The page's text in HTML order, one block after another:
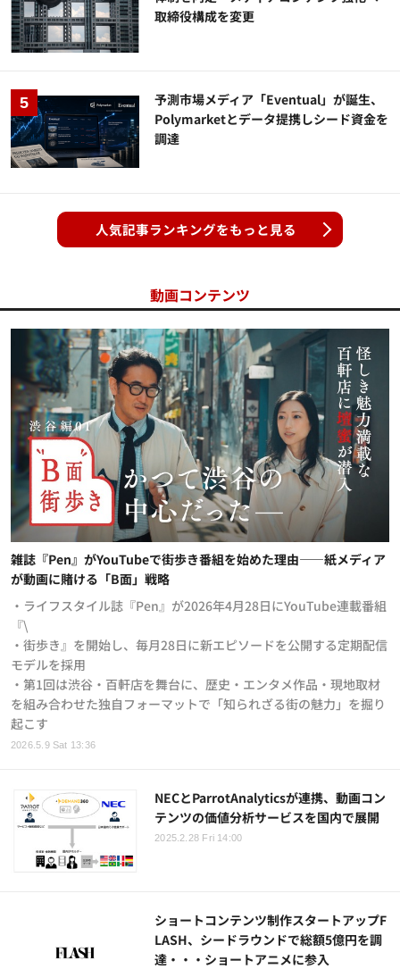
取締役構成を変更
予測市場メディア「Eventual」が誕生、
Polymarketとデータ提携しシード資金を
調達
人気記事ランキングをもっと見る
動画コンテンツ
2026.5.9 Sat 13:36
雑誌『Pen』がYouTubeで街歩き番組を始めた理由——紙メディア
が動画に賭ける「B面」戦略
・ライフスタイル誌『Pen』が2026年4月28日にYouTube連載番組
『\
・街歩き』を開始し、毎月28日に新エピソードを公開する定期配信
モデルを採用
・第1回は渋谷・百軒店を舞台に、歴史・エンタメ作品・現地取材
を組み合わせた独自フォーマットで「知られざる街の魅力」を掘り
起こす
NECとParrotAnalyticsが連携、動画コン
テンツの価値分析サービスを国内で展開
2025.2.28 Fri 14:00
ショートコンテンツ制作スタートアップF
LASH、シードラウンドで総額5億円を調
達・・・ショートアニメに参入